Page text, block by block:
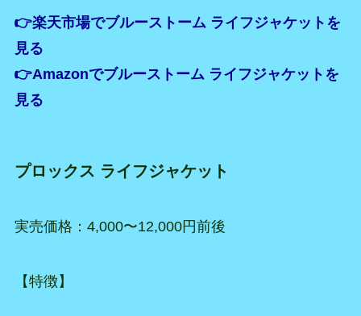
👉楽天市場でブルーストーム ライフジャケットを
見る
👉Amazonでブルーストーム ライフジャケットを
見る
プロックス ライフジャケット
実売価格：4,000〜12,000円前後
【特徴】